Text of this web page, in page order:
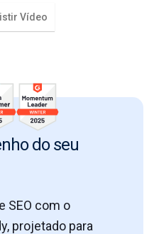
Vídeo
do seu
SEO com o
projetado para